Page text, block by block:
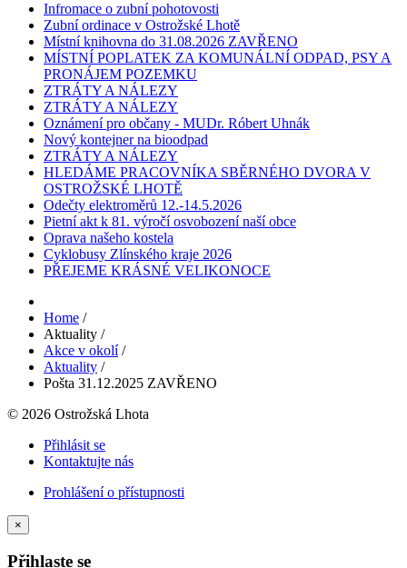
Infromace o zubní pohotovosti
Zubní ordinace v Ostrožské Lhotě
Místní knihovna do 31.08.2026 ZAVŘENO
MÍSTNÍ POPLATEK ZA KOMUNÁLNÍ ODPAD, PSY A
PRONÁJEM POZEMKU
ZTRÁTY A NÁLEZY
ZTRÁTY A NÁLEZY
Oznámení pro občany - MUDr. Róbert Uhnák
Nový kontejner na bioodpad
ZTRÁTY A NÁLEZY
HLEDÁME PRACOVNÍKA SBĚRNÉHO DVORA V
OSTROŽSKÉ LHOTĚ
Odečty elektroměrů 12.-14.5.2026
Pietní akt k 81. výročí osvobození naší obce
Oprava našeho kostela
Cyklobusy Zlínského kraje 2026
PŘEJEME KRÁSNÉ VELIKONOCE
Home /
Aktuality /
Akce v okolí /
Aktuality /
Pošta 31.12.2025 ZAVŘENO
© 2026 Ostrožská Lhota
Přihlásit se
Kontaktujte nás
Prohlášení o přístupnosti
×
Přihlaste se